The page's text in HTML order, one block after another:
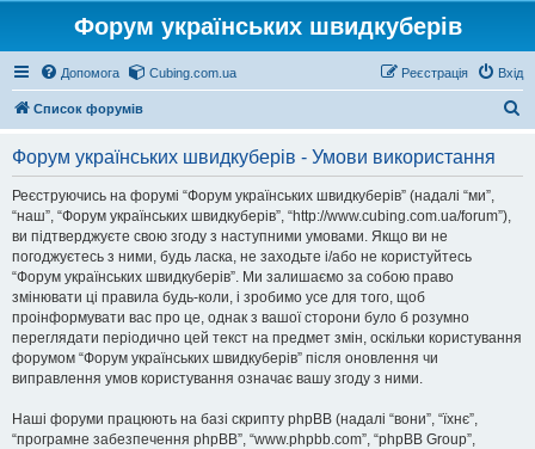
Форум українських швидкуберів
Допомога Cubing.com.ua Вхід
Реєстрація
Список форумів
Форум українських швидкуберів - Умови використання
Реєструючись на форумі “Форум українських швидкуберів” (надалі “ми”,
“наш”, “Форум українських швидкуберів”, “http://www.cubing.com.ua/forum”),
ви підтверджуєте свою згоду з наступними умовами. Якщо ви не
погоджуєтесь з ними, будь ласка, не заходьте і/або не користуйтесь
“Форум українських швидкуберів”. Ми залишаємо за собою право
змінювати ці правила будь-коли, і зробимо усе для того, щоб
проінформувати вас про це, однак з вашої сторони було б розумно
переглядати періодично цей текст на предмет змін, оскільки користування
форумом “Форум українських швидкуберів” після оновлення чи
виправлення умов користування означає вашу згоду з ними.
Наші форуми працюють на базі скрипту phpBB (надалі “вони”, “їхнє”,
“програмне забезпечення phpBB”, “www.phpbb.com”, “phpBB Group”,